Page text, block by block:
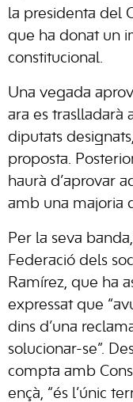
la presidenta del
que ha donat un
constitucional.
Una vegada
ara es traslladarà
diputats
proposta.
haurà d’aprovar
amb una majoria
Per la seva
Federació dels
Ramírez, que ha
expressat que
dins d’una
solucionar-se”.
compta amb
ençà, “és l’únic